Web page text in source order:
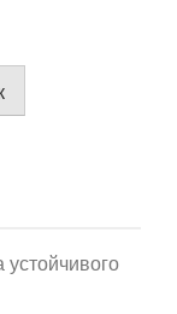
устойчивого